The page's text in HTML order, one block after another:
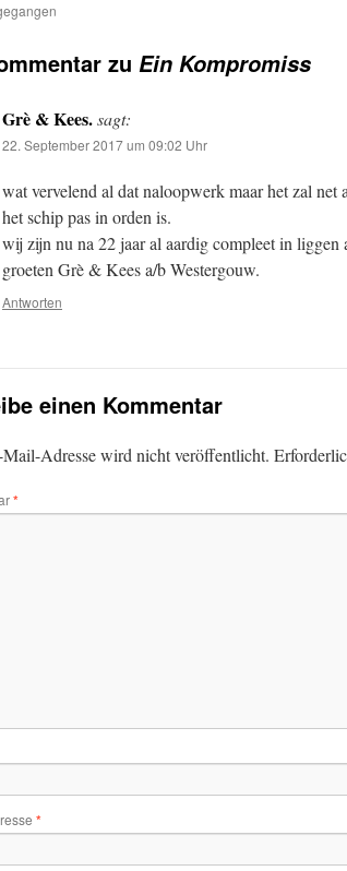
zu Ein Kompromiss
Grè & Kees.sagt:
22. September 2017 um 09:02 Uhr
wat vervelend al dat naloopwerk maar het zal
het schip pas in orden is.
wij zijn nu na 22 jaar al aardig compleet in
groeten Grè & Kees a/b Westergouw.
Antworten
einen Kommentar
Adresse wird nicht veröffentlicht.
*
*